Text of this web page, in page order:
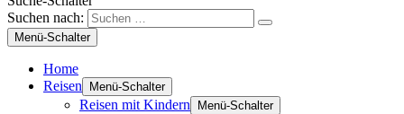
Suchen nach:
Menü-Schalter
Home
Reisen
Menü-Schalter
Reisen mit Kindern Menü-Schalter